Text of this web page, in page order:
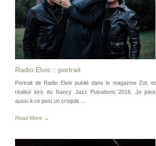
Radio Elvis :: portrait
Portrait de Radio Elvis publié dans le magazine Zut, et
réalisé lors du Nancy Jazz Pulsations 2016. Je joins
aussi à ce post un croquis …
Read More →